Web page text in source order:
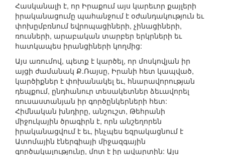
Հասկանալի է, որ Իրաքում այս կարեւոր քայլերի
իրականացումը պահանջում է օժանդակություն եւ
փոխըմբռնում եվրոպացիների, չինացիների,
ռուսների, արաբական տարբեր երկրների եւ
հատկապես իրանցիների կողմից:
Այս առումով, պետք է կարծել, որ մոսկովյան իր
այցի ժամանակ Ք.Ռայսը, Իրանի հետ կապված,
կարծիքներ է փոխանակել եւ, հնարավորության
դեպքում, ընդհանուր տեսակետներ ձեւավորել
ռուսաստանյան իր գործընկերների հետ:
Հիմնական խնդիրը, անշուշտ, Թեհրանի
միջուկային ծրագիրն է, որն անշեղորեն
իրականացվում է եւ, ինչպես եզրակացնում է
Ատոմային էներգիայի միջազգային
գործակալությունը, մոտ է իր ավարտին: Այս